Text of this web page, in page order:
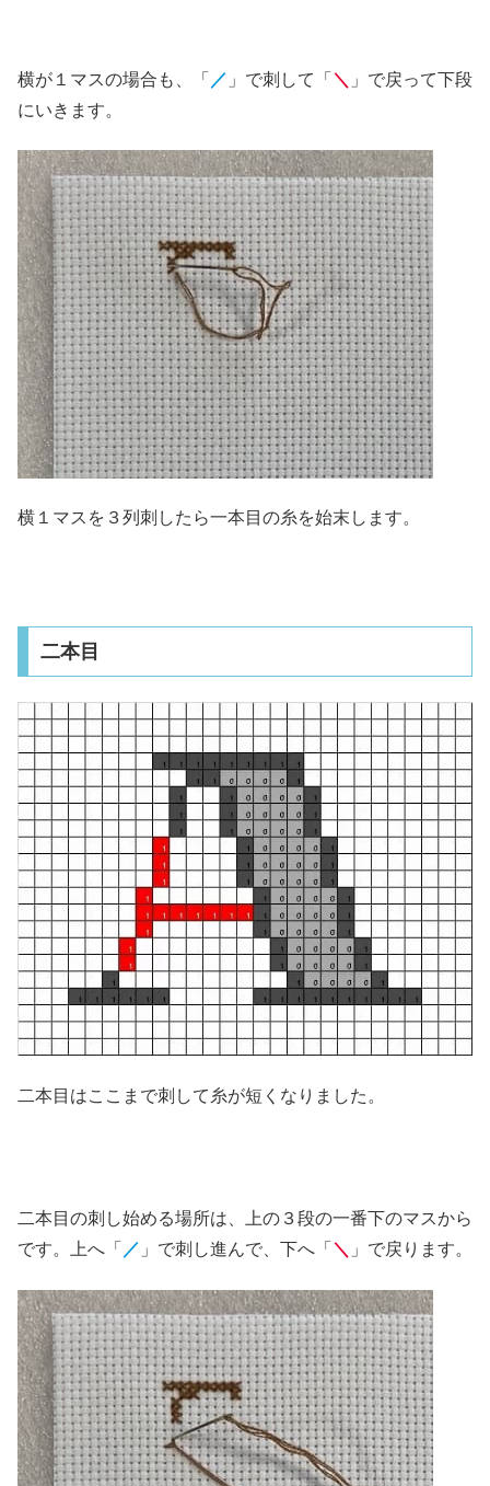
横が１マスの場合も、「 ／ 」で刺して「 ＼ 」で戻って下段
にいきます。
横１マスを３列刺したら一本目の糸を始末します。
二本目
二本目はここまで刺して糸が短くなりました。
二本目の刺し始める場所は、上の３段の一番下のマスから
です。上へ「 ／ 」で刺し進んで、下へ「 ＼ 」で戻ります。